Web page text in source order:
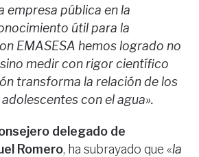
empresa pública en la
útil para la
EMASESA hemos logrado no
medir con rigor científico
transforma la relación de los
con el agua».
delegado de
Romero, ha subrayado que «la